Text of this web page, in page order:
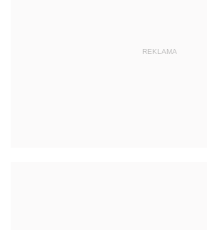
REKLAMA